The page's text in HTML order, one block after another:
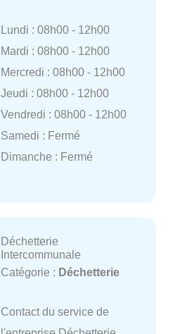
Lundi : 08h00 - 12h00
Mardi : 08h00 - 12h00
Mercredi : 08h00 - 12h00
Jeudi : 08h00 - 12h00
Vendredi : 08h00 - 12h00
Samedi : Fermé
Dimanche : Fermé
Déchetterie
Intercommunale
Catégorie : Déchetterie
Contact du service de